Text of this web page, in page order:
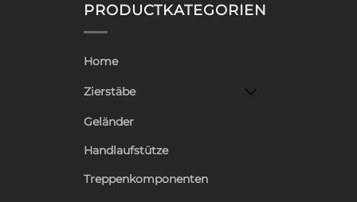
PRODUCTKATEGORIEN
Home
Zierstäbe
Geländer
Handlaufstütze
Treppenkomponenten